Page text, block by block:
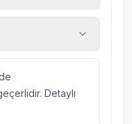
ilaçlama
çevrede
ihtimali
Detaylı